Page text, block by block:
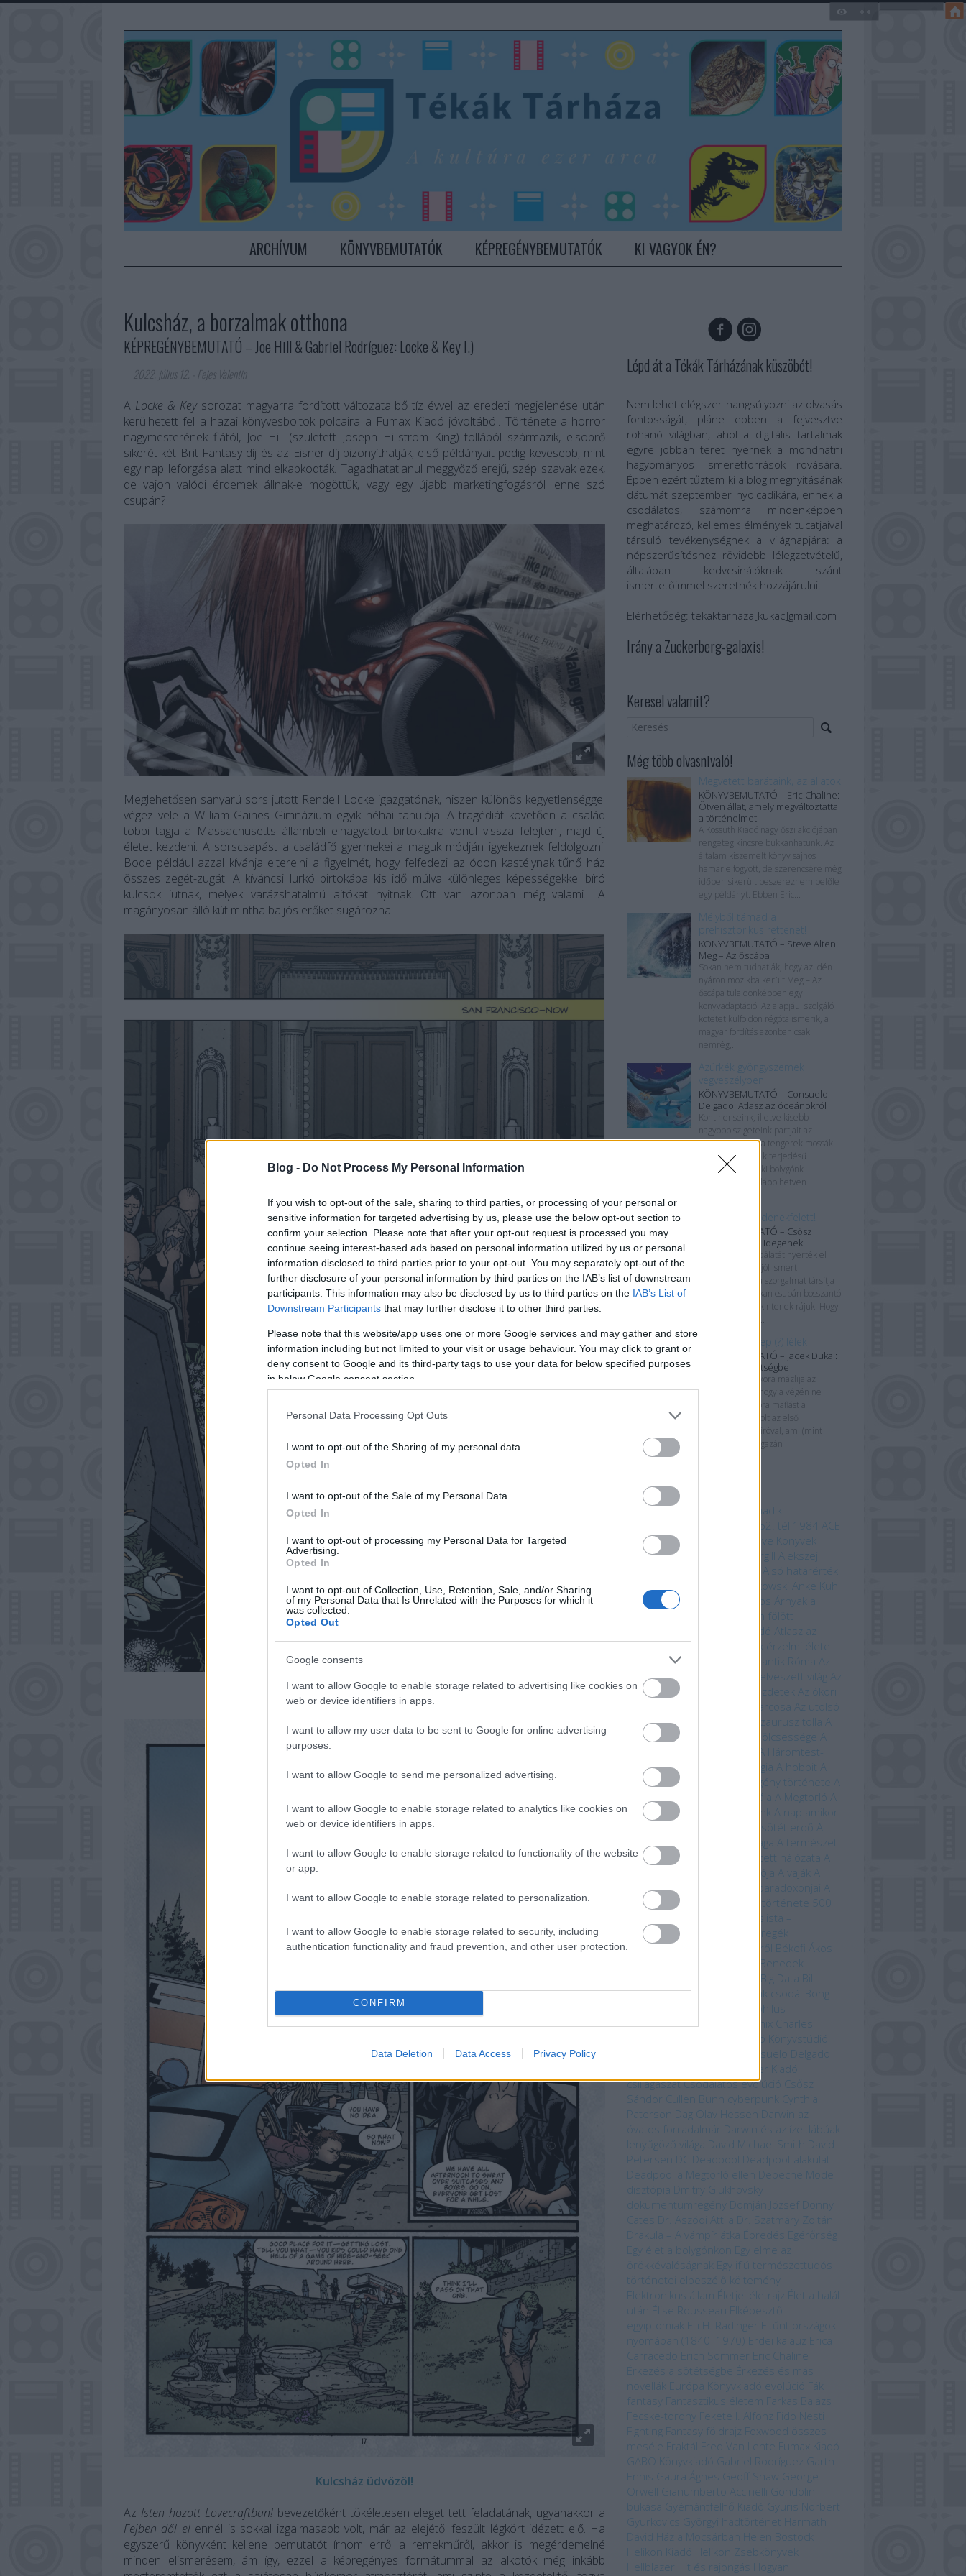
Blog - Do Not Process My Personal Information
If you wish to opt-out of the sale, sharing to third parties, or processing of your personal or
sensitive information for targeted advertising by us, please use the below opt-out section to
confirm your selection. Please note that after your opt-out request is processed you may
continue seeing interest-based ads based on personal information utilized by us or personal
information disclosed to third parties prior to your opt-out. You may separately opt-out of the
further disclosure of your personal information by third parties on the IAB’s list of downstream
participants. This information may also be disclosed by us to third parties on the IAB’s List of
Downstream Participants that may further disclose it to other third parties.
Please note that this website/app uses one or more Google services and may gather and store
information including but not limited to your visit or usage behaviour. You may click to grant or
deny consent to Google and its third-party tags to use your data for below specified purposes
in below Google consent section.
Personal Data Processing Opt Outs
I want to opt-out of the Sharing of my personal data.
Opted In
I want to opt-out of the Sale of my Personal Data.
Opted In
I want to opt-out of processing my Personal Data for Targeted
Advertising.
Opted In
I want to opt-out of Collection, Use, Retention, Sale, and/or Sharing
of my Personal Data that Is Unrelated with the Purposes for which it
was collected.
Opted Out
Google consents
I want to allow Google to enable storage related to advertising like cookies on
web or device identifiers in apps.
I want to allow my user data to be sent to Google for online advertising
purposes.
I want to allow Google to send me personalized advertising.
I want to allow Google to enable storage related to analytics like cookies on
web or device identifiers in apps.
I want to allow Google to enable storage related to functionality of the website
or app.
I want to allow Google to enable storage related to personalization.
I want to allow Google to enable storage related to security, including
authentication functionality and fraud prevention, and other user protection.
CONFIRM
Data Deletion Data Access Privacy Policy
ARCHÍVUM KÖNYVBEMUTATÓK KÉPREGÉNYBEMUTATÓK KI VAGYOK ÉN?
Kulcsház, a borzalmak otthona
KÉPREGÉNYBEMUTATÓ – Joe Hill & Gabriel Rodríguez: Locke & Key I.)
2022. július 12.
Fejes Valentin
A Locke & Keysorozat magyarra fordított változata bő tíz évvel az eredeti megjelenése után
kerülhetett fel a hazai könyvesboltok polcaira a Fumax Kiadó jóvoltából. Története a horror
nagymesterének fiától, Joe Hill (született Joseph Hillstrom King) tollából származik, elsöprő
sikerét két Brit Fantasy-díj és az Eisner-díj bizonyíthatják, első példányait pedig kevesebb, mint
egy nap leforgása alatt mind elkapkodták. Tagadhatatlanul meggyőző erejű, szép szavak ezek,
de vajon valódi érdemek állnak-e mögöttük, vagy egy újabb marketingfogásról lenne szó
csupán?
Meglehetősen sanyarú sors jutott Rendell Locke igazgatónak, hiszen különös kegyetlenséggel
végez vele a William Gaines Gimnázium egyik néhai tanulója. A tragédiát követően a család
többi tagja a Massachusetts állambeli elhagyatott birtokukra vonul vissza felejteni, majd új
életet kezdeni. A sorscsapást a családfő gyermekei a maguk módján igyekeznek feldolgozni:
Bode például azzal kívánja elterelni a figyelmét, hogy felfedezi az ódon kastélynak tűnő ház
összes zegét-zugát. A kíváncsi lurkó birtokába kis idő múlva különleges képességekkel bíró
kulcsok jutnak, melyek varázshatalmú ajtókat nyitnak. Ott van azonban még valami... A
magányosan álló kút mintha baljós erőket sugározna.
Gyászol a család
Kulcsház üdvözöl!
Az Isten hozott Lovecraftban!bevezetőként tökéletesen eleget tett feladatának, ugyanakkor a
Fejben dől elennél is sokkal izgalmasabb volt, már az elejétől feszült légkört idézett elő. Ha
egyszerű könyvként kellene bemutatót írnom erről a remekműről, akkor is megérdemelné
minden elismerésem, ám így, ezzel a képregényes formátummal az alkotók még inkább
Lépd át a Tékák Tárházának küszöbét!
Nem lehet elégszer hangsúlyozni az olvasás
fontosságát, pláne ebben a fejvesztve
rohanó világban, ahol a digitális tartalmak
egyre jobban teret nyernek a mondhatni
hagyományos ismeretforrások rovására.
Éppen ezért tűztem ki a blog megnyitásának
dátumát szeptember nyolcadikára, ennek a
csodálatos, számomra mindenképpen
meghatározó, kellemes élmények tucatjaival
társuló tevékenységnek a világnapjára: a
népszerűsítéshez rövidebb lélegzetvételű,
általában kedvcsinálóknak szánt
ismertetőimmel szeretnék hozzájárulni.
Elérhetőség: tekaktarhaza[kukac]gmail.com
Irány a Zuckerberg-galaxis!
Keresel valamit?
Még több olvasnivaló!
Megvetett barátaink, az állatok
KÖNYVBEMUTATÓ – Eric Chaline:
Ötven állat, amely megváltoztatta
a történelmet
A Kossuth Kiadó nagy őszi akciójában
rengeteg kincsre bukkanhatunk. Az
általam kiszemelt könyv sajnos
hamar elfogyott, de szerencsére még
időben sikerült beszereznem belőle
egy példányt. Ebben Eric...
Mélyből támad a
prehisztorikus rettenet!
KÖNYVBEMUTATÓ – Steve Alten:
Meg – Az őscápa
Sokan nem tudhatják, hogy az idén
nyáron mozikba került Meg – Az
őscápa tulajdonképpen egy
könyvadaptáció. Az alapjául szolgáló
kötetet külföldön régóta ismerik, a
magyar fordítás azonban csak
nemrég,...
Azúrkék gyöngyszemek
végveszélyben
KÖNYVBEMUTATÓ – Consuelo
Delgado: Atlasz az óceánokról
Kontinenseink, illetve kisebb-
nagyobb szigeteink partjait az
óceánokon kívül a tengerek mossák.
Ezek a hatalmas kiterjedésű
életterek teszik ki bolygónk
felszínének legalább hetven
A kolónia mindenekfelett!
KÖNYVBEMUTATÓ – Csősz
Sándor: A földi idegenek
Számos nép csodálatát nyerték el
szerte a Földön, jól ismert
közmondásunk a szorgalmat társítja
hozzájuk, ám sokan csupán bosszantó
kártevőkként tekintenek rájuk. Hogy
kikről is van szó...
Gép testben ép (?) lélek
KÖNYVBEMUTATÓ – Jacek Dukaj:
Érkezés a sötétségbe
„Nem lehet akkora mázlija az
emberiségnek, hogy a végén ne
kapjunk egy jókora maflást a
pofánkba.” Ez volt az első
találkozásom az íróval, ami (mint
utólag kiderült) igazán
emlékezetesre...
Címkék
100 beszédes tárgy a Harmadik
1152. tél 1984 ACE
Gamebooks
Agave Könyvek
Akkord Kiadó
Alastair Fothergill
Alekszej
Alsó határérték
Andrzej Sapkowski Anke Kuhl
Anna Claybourne
Árnyak a
Árnyék Innsmouth fölött
Athenaeum Kiadó
Atlasz az
óceánokról Avatar
Az állatok érzelmi élete
Az állatok szerelmi élete
Az antik Róma Az
Avatar világa
Az elveszett világ Az
emberiség története – A kezdetek Az ókori
Az országút harcosa Az utolsó
kívánság Az út vége A dinoszaurusz tolla A
fák titkos élete
A farkasok bölcsessége
A
A Háromtest-
probléma A háromtest-trilógia A hobbit A
Hobbit művészete
A képregény története
A
A Krampusz éjszakája A Megtorló
A
megvetés ideje
A mi bolygónk A nap amikor
A sötét erdő
A
szilmarilok
A temetők élővilága A természet
jelbeszéde
A természet rejtett hálózata A
A Tűzhegy varázslója A vaják A
végzet kardja
A versengés paradoxonjai A
veszedelem kikötője
A világ története 500
Bakancslista –
Magyarország
Befejezetlen regék
Númenorról és Középföldéről
Békefi Ákos
Benedek
Big Data Bill
Bryson Bjørn Berge Bolygónk csodái Bong
Cartaphilus
Könyvkiadó Chameleon Comix
Charles
Ciceró Könyvstúdió
Consuelo Delgado
Cser Kiadó
csillagászat Csodálatos evolúció
Csősz
Sándor
Cullen Bunn cyberpunk
Cynthia
Paterson Dag Olav Hessen Darwin az
óvatos forradalmár Darwin és az ízeltlábúak
lenyűgöző világa David Michael Smith David
Petersen DC Deadpool
Deadpool-alakulat
Deadpool a Megtorló ellen Depeche Mode
disztópia Dmitry Glukhovsky
dokumentumregény Domján József Donny
Cates
Dr. Aszódi Attila Dr. Szatmáry Zoltán
Drakula – A vámpír átka Ébredés
Egérőrség
Egy élet a bolygónkon Egy elme az
örökkévalóságnak Egy ifjú természettudós
történetei
elbeszélő költemény
Elektronikus állam Életjel életrajz Élet a halál
után Élise Rousseau Elképesztő
egyiptomiak Elli H. Radinger Eltűnt országok
nyomában (1840–1970)
Erdei kalauz Erica
Carracedo
Erich Sommer Eric Chaline
Érkezés a sötétségbe Érkezés és más
novellák Európa Könyvkiadó evolúció
Fák
fantasy Fantasztikus életem Farkas Balázs
Fecske-torony Fekete I. Alfonz Fido Nesti
Fighting Fantasy földrajz Foxwood összes
meséje Fraktál Fred Van Lente Fumax Kiadó
GABO Könyvkiadó
Gabriel Rodríguez
Garth
Ennis
Gaura Ágnes Geoff Shaw
George
Orwell
Gianumberto Accinelli
Gondolin
bukása
Gyémántfelhő Kiadó
Gyuris Norbert
Gyurkovics Györgyi hadtörténet Harmath
Dávid Ház a Mocsárban Helen Bostock
Helikon Kiadó
Helikon Zsebkönyvek
Hellblazer Hit és rajongás
Hogyan